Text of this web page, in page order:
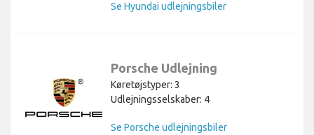
Se Hyundai udlejningsbiler
Porsche Udlejning
Køretøjstyper: 3
Udlejningsselskaber: 4
Se Porsche udlejningsbiler